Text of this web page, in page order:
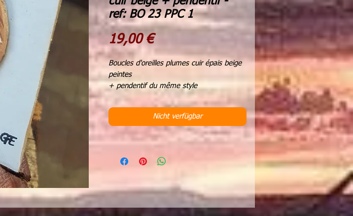
ref: BO 23 PPC 1
19,00 €Preis
Boucles d'oreilles plumes cuir épais beige
peintes
+ pendentif du même style
Hauteur boucles d'oreilles 4,5 cms
Hauteur du pendentif 3,5 cms
Nicht verfügbar